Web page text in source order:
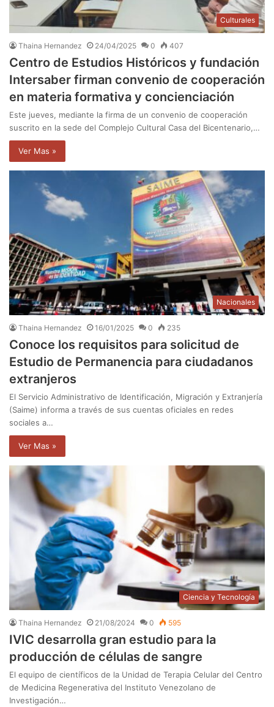
Culturales
Thaina Hernandez 24/04/2025 0 407
Centro de Estudios Históricos y fundación
Intersaber firman convenio de cooperación
en materia formativa y concienciación
Este jueves, mediante la firma de un convenio de cooperación
suscrito en la sede del Complejo Cultural Casa del Bicentenario,…
Ver Mas »
Nacionales
Thaina Hernandez 16/01/2025 0 235
Conoce los requisitos para solicitud de
Estudio de Permanencia para ciudadanos
extranjeros
El Servicio Administrativo de Identificación, Migración y Extranjería
(Saime) informa a través de sus cuentas oficiales en redes
sociales a…
Ver Mas »
Ciencia y Tecnología
Thaina Hernandez 21/08/2024 0 595
IVIC desarrolla gran estudio para la
producción de células de sangre
El equipo de científicos de la Unidad de Terapia Celular del Centro
de Medicina Regenerativa del Instituto Venezolano de
Investigación…